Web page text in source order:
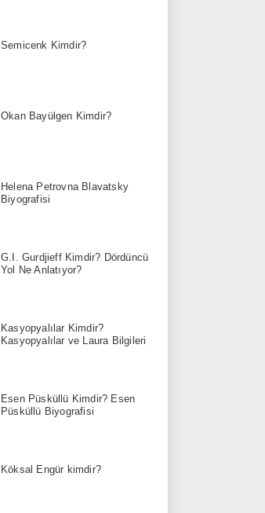
Semicenk Kimdir?
Okan Bayülgen Kimdir?
Helena Petrovna Blavatsky
Biyografisi
G.I. Gurdjieff Kimdir? Dördüncü
Yol Ne Anlatıyor?
Kasyopyalılar Kimdir?
Kasyopyalılar ve Laura Bilgileri
Esen Püsküllü Kimdir? Esen
Püsküllü Biyografisi
Köksal Engür kimdir?